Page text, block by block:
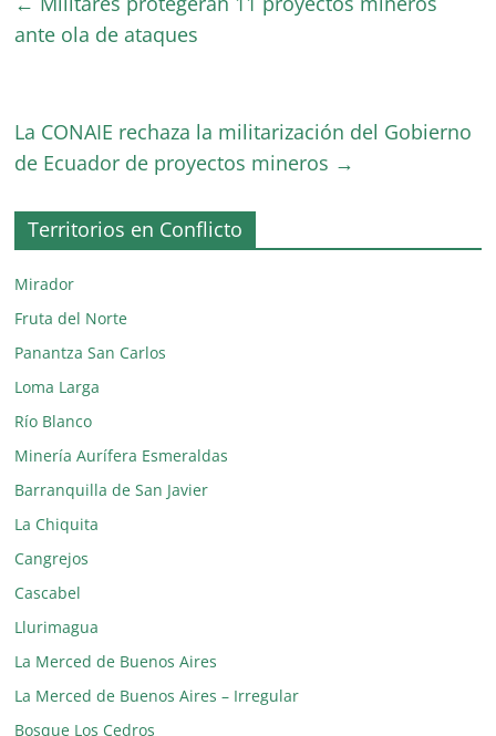
ante ola de ataques
La CONAIE rechaza la militarización del Gobierno
de Ecuador de proyectos mineros →
Territorios en Conflicto
Mirador
Fruta del Norte
Panantza San Carlos
Loma Larga
Río Blanco
Minería Aurífera Esmeraldas
Barranquilla de San Javier
La Chiquita
Cangrejos
Cascabel
Llurimagua
La Merced de Buenos Aires
La Merced de Buenos Aires – Irregular
Bosque Los Cedros